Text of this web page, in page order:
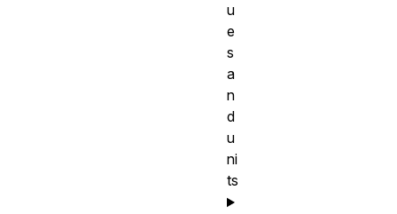
u
e
s
a
n
d
u
ni
ts